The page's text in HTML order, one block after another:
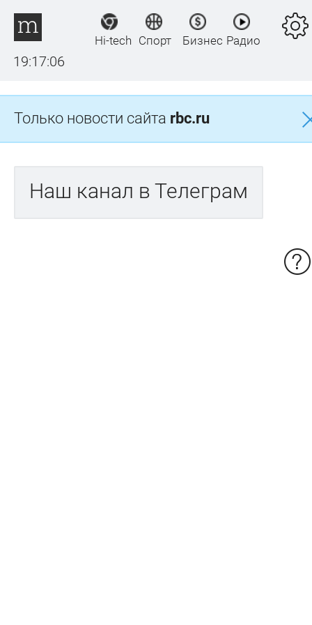
19:17:06
Hi-tech Спорт Бизнес Радио
Только новости сайта rbc.ru
Наш канал в Телеграм